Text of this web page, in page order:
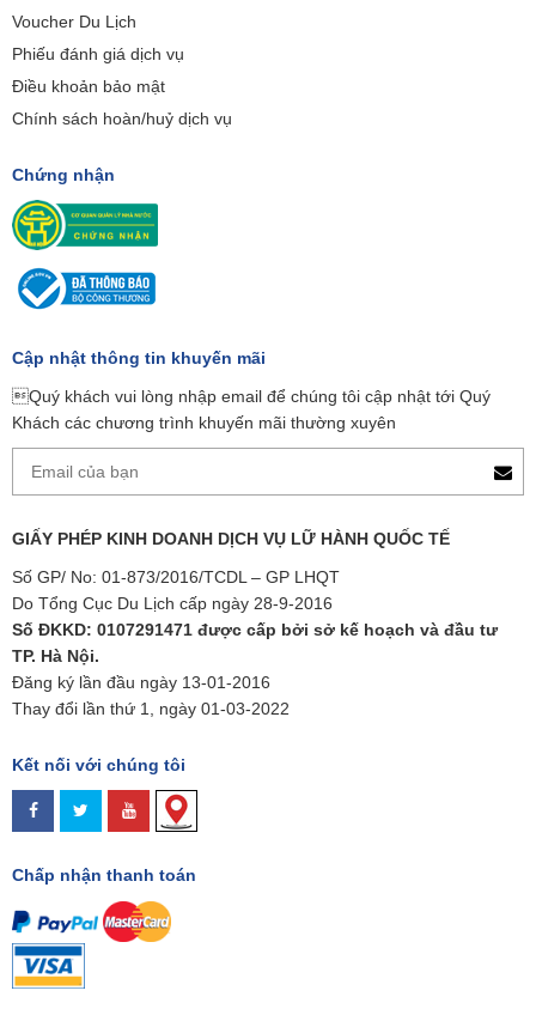
Voucher Du Lịch
Phiếu đánh giá dịch vụ
Điều khoản bảo mật
Chính sách hoàn/huỷ dịch vụ
Chứng nhận
Cập nhật thông tin khuyến mãi
Quý khách vui lòng nhập email để chúng tôi cập nhật tới Quý
Khách các chương trình khuyến mãi thường xuyên
GIẤY PHÉP KINH DOANH DỊCH VỤ LỮ HÀNH QUỐC TẾ
Số GP/ No: 01-873/2016/TCDL – GP LHQT
Do Tổng Cục Du Lịch cấp ngày 28-9-2016
Số ĐKKD: 0107291471 được cấp bởi sở kế hoạch và đầu tư
TP. Hà Nội.
Đăng ký lần đầu ngày 13-01-2016
Thay đổi lần thứ 1, ngày 01-03-2022
Kết nối với chúng tôi
Chấp nhận thanh toán